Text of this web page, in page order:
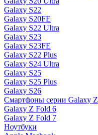
Galaxy S22
Galaxy S20FE
Galaxy S22 Ultra
Galaxy S23
Galaxy S23FE
Galaxy S22 Plus
Galaxy S24 Ultra
Galaxy S25
Galaxy S25 Plus
Galaxy S26
Смартфоны серии Galaxy Z
Galaxy Z Fold 6
Galaxy Z Fold 7
Ноутбуки